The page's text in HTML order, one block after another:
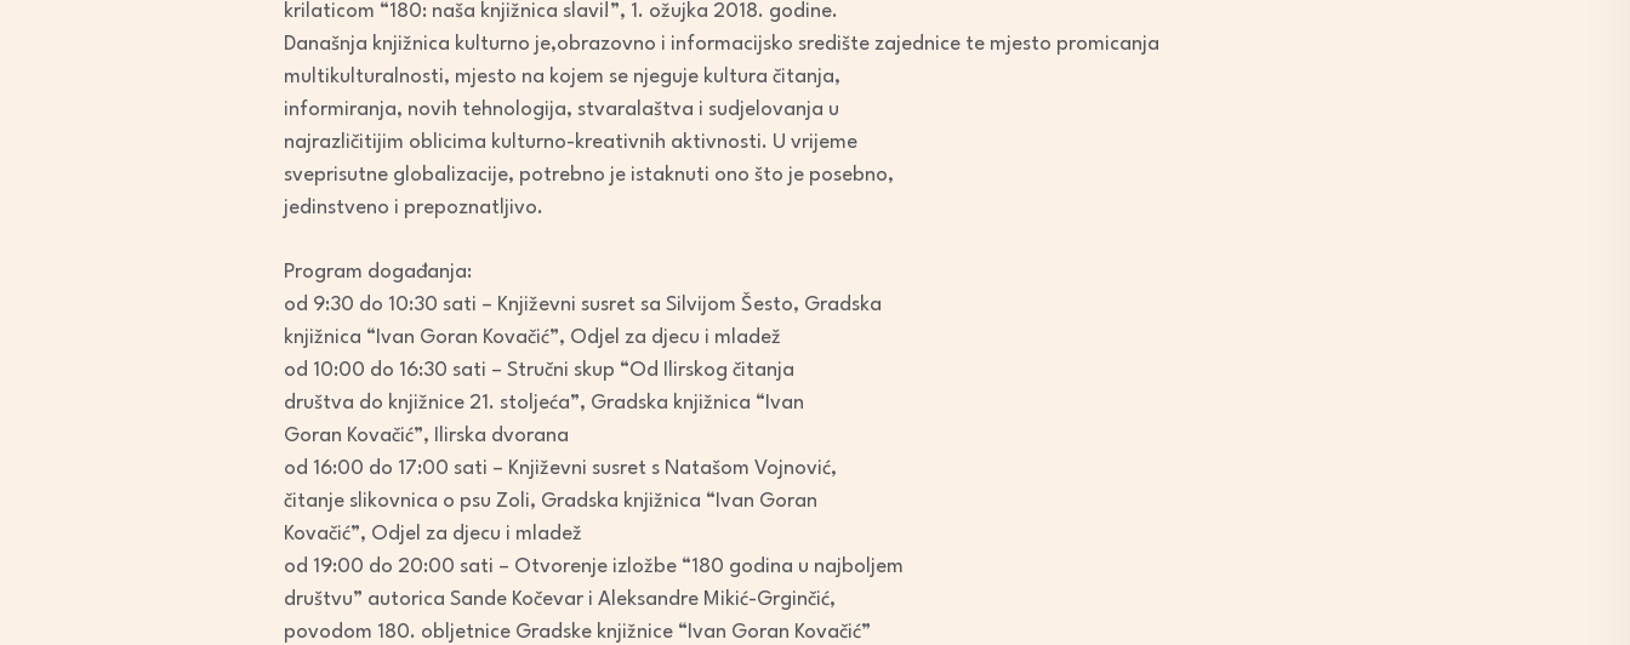
krilaticom “180: naša knjižnica slavi!”, 1. ožujka 2018. godine.
Današnja knjižnica kulturno je,obrazovno i informacijsko središte zajednice te mjesto promicanja
multikulturalnosti, mjesto na kojem se njeguje kultura čitanja,
informiranja, novih tehnologija, stvaralaštva i sudjelovanja u
najrazličitijim oblicima kulturno-kreativnih aktivnosti. U vrijeme
sveprisutne globalizacije, potrebno je istaknuti ono što je posebno,
jedinstveno i prepoznatljivo.
Program događanja:
od 9:30 do 10:30 sati – Književni susret sa Silvijom Šesto, Gradska
knjižnica “Ivan Goran Kovačić”, Odjel za djecu i mladež
od 10:00 do 16:30 sati – Stručni skup “Od Ilirskog čitanja
društva do knjižnice 21. stoljeća”, Gradska knjižnica “Ivan
Goran Kovačić”, Ilirska dvorana
od 16:00 do 17:00 sati – Književni susret s Natašom Vojnović,
čitanje slikovnica o psu Zoli, Gradska knjižnica “Ivan Goran
Kovačić”, Odjel za djecu i mladež
od 19:00 do 20:00 sati – Otvorenje izložbe “180 godina u najboljem
društvu” autorica Sande Kočevar i Aleksandre Mikić-Grginčić,
povodom 180. obljetnice Gradske knjižnice “Ivan Goran Kovačić”